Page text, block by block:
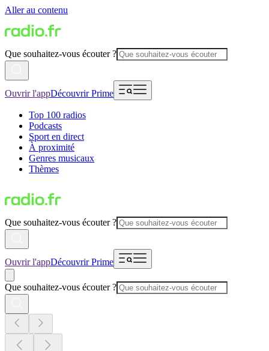
Aller au contenu
Que souhaitez-vous écouter ?
Ouvrir l'appDécouvrir Prime
Top 100 radios
Podcasts
Sport en direct
À proximité
Genres musicaux
Thèmes
Que souhaitez-vous écouter ?
Ouvrir l'appDécouvrir Prime
Que souhaitez-vous écouter ?